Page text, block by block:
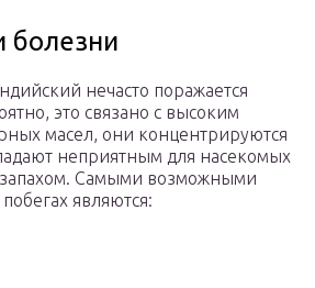
болезни
нечасто поражается
это связано с высоким
масел, они концентрируются
неприятным для насекомых
Самыми возможными
являются: